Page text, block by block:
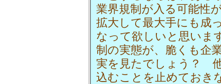
業界規制が入る可能性
拡大して最大手にも成
なって欲しいと思いま
制の実態が、脆くも企
実を見たでしょう？
込むことを止めておき